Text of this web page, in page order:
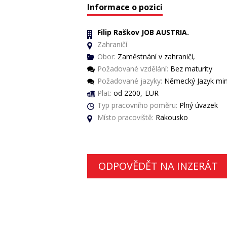
Informace o pozici
Filip Raškov JOB AUSTRIA.
Zahraničí
Obor: Zaměstnání v zahraničí,
Požadované vzdělání: Bez maturity
Požadované jazyky: Německý Jazyk
Plat: od 2200,-EUR
Typ pracovního poměru: Plný úvazek
Místo pracoviště: Rakousko
ODPOVĚDĚT NA INZERÁT